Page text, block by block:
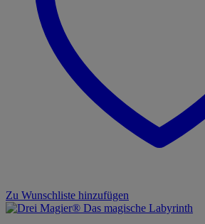
Zu Wunschliste hinzufügen